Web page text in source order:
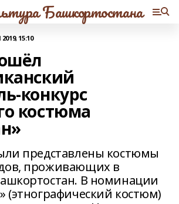
Башкортостана
15:10
конкурс
костюма
представлены костюмы
проживающих в
В номинации
(этнографический костюм)